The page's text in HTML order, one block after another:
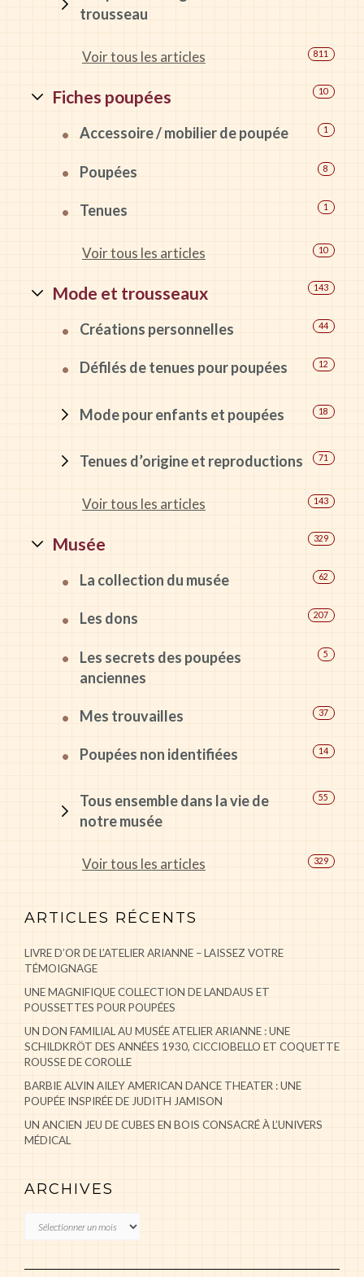
trousseau
Voir tous les articles 811
Fiches poupées 10
Accessoire / mobilier de poupée 1
Poupées 8
Tenues 1
Voir tous les articles 10
Mode et trousseaux 143
Créations personnelles 44
Défilés de tenues pour poupées 12
Mode pour enfants et poupées 18
Tenues d’origine et reproductions 71
Voir tous les articles 143
Musée 329
La collection du musée 62
Les dons 207
Les secrets des poupées
anciennes
5
Mes trouvailles 37
Poupées non identifiées 14
Tous ensemble dans la vie de
notre musée
55
Voir tous les articles 329
ARTICLES RÉCENTS
LIVRE D’OR DE L’ATELIER ARIANNE – LAISSEZ VOTRE
TÉMOIGNAGE
UNE MAGNIFIQUE COLLECTION DE LANDAUS ET
POUSSETTES POUR POUPÉES
UN DON FAMILIAL AU MUSÉE ATELIER ARIANNE : UNE
SCHILDKRÖT DES ANNÉES 1930, CICCIOBELLO ET COQUETTE
ROUSSE DE COROLLE
BARBIE ALVIN AILEY AMERICAN DANCE THEATER : UNE
POUPÉE INSPIRÉE DE JUDITH JAMISON
UN ANCIEN JEU DE CUBES EN BOIS CONSACRÉ À L’UNIVERS
MÉDICAL
ARCHIVES